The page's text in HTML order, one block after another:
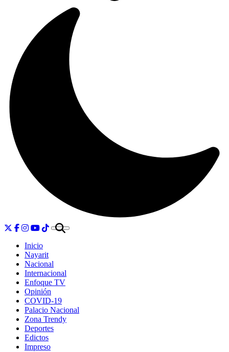
Inicio
Nayarit
Nacional
Internacional
Enfoque TV
Opinión
COVID-19
Palacio Nacional
Zona Trendy
Deportes
Edictos
Impreso